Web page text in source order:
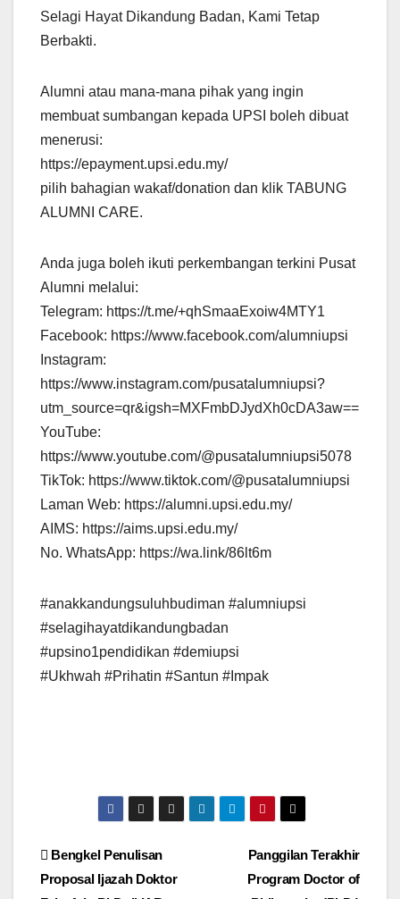
Selagi Hayat Dikandung Badan, Kami Tetap
Berbakti.
Alumni atau mana-mana pihak yang ingin
membuat sumbangan kepada UPSI boleh dibuat
menerusi:
https://epayment.upsi.edu.my/
pilih bahagian wakaf/donation dan klik TABUNG
ALUMNI CARE.
Anda juga boleh ikuti perkembangan terkini Pusat
Alumni melalui:
Telegram: https://t.me/+qhSmaaExoiw4MTY1
Facebook: https://www.facebook.com/alumniupsi
Instagram:
https://www.instagram.com/pusatalumniupsi?
utm_source=qr&igsh=MXFmbDJydXh0cDA3aw==
YouTube:
https://www.youtube.com/@pusatalumniupsi5078
TikTok: https://www.tiktok.com/@pusatalumniupsi
Laman Web: https://alumni.upsi.edu.my/
AIMS: https://aims.upsi.edu.my/
No. WhatsApp: https://wa.link/86lt6m
#anakkandungsuluhbudiman #alumniupsi
#selagihayatdikandungbadan
#upsino1pendidikan #demiupsi
#Ukhwah #Prihatin #Santun #Impak
Post
Panggilan Terakhir
Program Doctor of
Bengkel Penulisan
Proposal Ijazah Doktor